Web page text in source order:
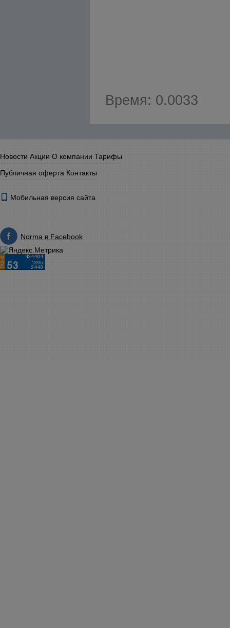
Время: 0.0033
Новости Акции О компании Тарифы
Публичная оферта Контакты
Мобильная версия сайта
Norma в Facebook